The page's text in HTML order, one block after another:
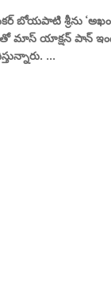
బోయపాటి శ్రీను
మాస్ యాక్షన్ పాన్
...